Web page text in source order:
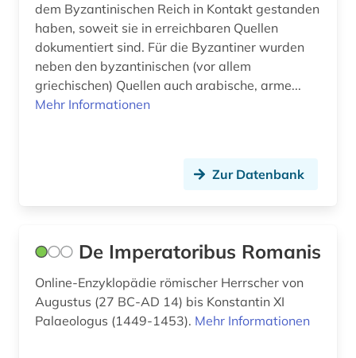
dem Byzantinischen Reich in Kontakt gestanden
haben, soweit sie in erreichbaren Quellen
dokumentiert sind. Für die Byzantiner wurden
neben den byzantinischen (vor allem
griechischen) Quellen auch arabische, arme...
Mehr Informationen
Zur Datenbank
De Imperatoribus Romanis
Online-Enzyklopädie römischer Herrscher von
Augustus (27 BC-AD 14) bis Konstantin XI
Palaeologus (1449-1453). Mehr Informationen